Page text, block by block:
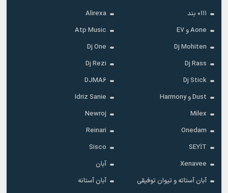
۰۱۱۱ بند
Alirexa
Aone و E7
Atp Music
Dj Mohiten
Dj One
Dj Rass
Dj Rezi
Dj Stick
DJMA6
Dust و Harmony
Idriz Sanie
Milex
Newroj
Onedam
Reinari
SEYİT
Sisco
Xenavee
آبان
آبان آستاته و تیوان توفیقی
آبان آستانه